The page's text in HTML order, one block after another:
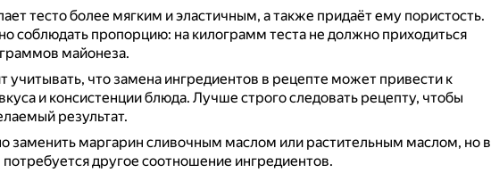
тесто более мягким и эластичным, а также придаёт ему пористость.
соблюдать пропорцию: на килограмм теста не должно приходиться
майонеза.
учитывать, что замена ингредиентов в рецепте может привести к
и консистенции блюда. Лучше строго следовать рецепту, чтобы
результат.
заменить маргарин сливочным маслом или растительным маслом, но в
другое соотношение ингредиентов.